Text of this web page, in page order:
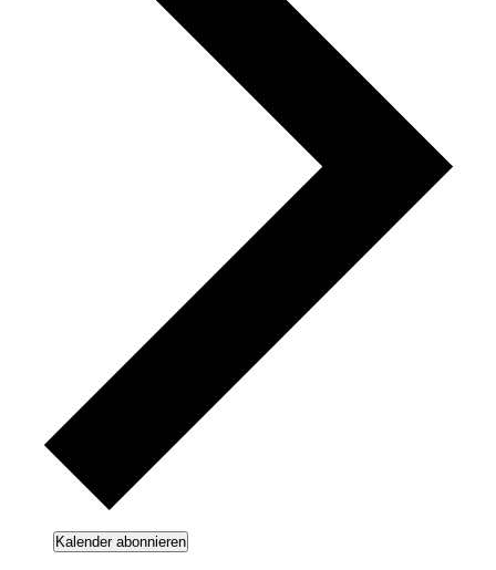
Kalender abonnieren